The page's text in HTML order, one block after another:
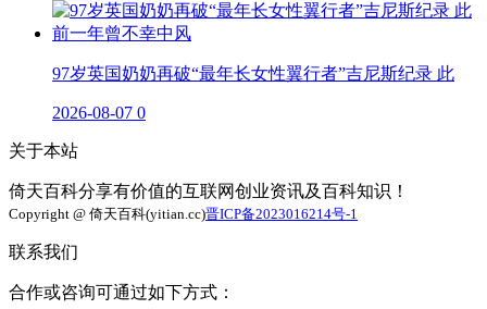
97岁英国奶奶再破“最年长女性翼行者”吉尼斯纪录 此
2026-08-07 0
关于本站
倚天百科分享有价值的互联网创业资讯及百科知识！
Copyright @ 倚天百科(yitian.cc)晋ICP备2023016214号-1
联系我们
合作或咨询可通过如下方式：